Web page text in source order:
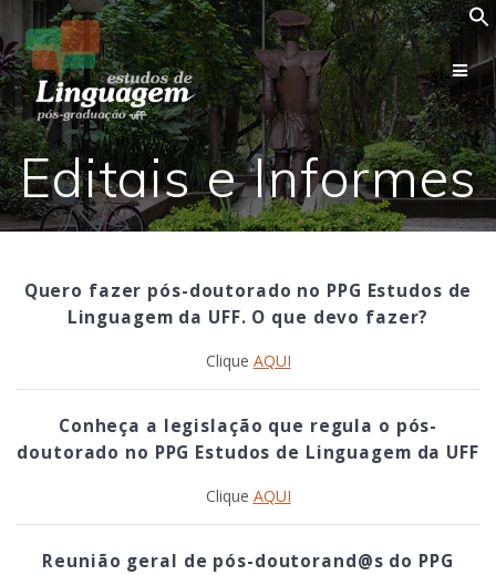
Skip
to
content
Editais e Informes
Quero fazer pós-doutorado no PPG Estudos de
Linguagem da UFF. O que devo fazer?
Clique AQUI
Conheça a legislação que regula o pós-
doutorado no PPG Estudos de Linguagem da UFF
Clique AQUI
Reunião geral de pós-doutorand@s do PPG